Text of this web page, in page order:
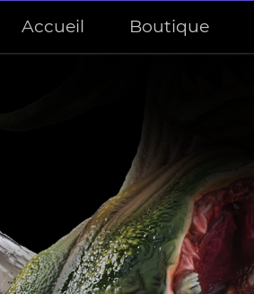
Accueil Boutique